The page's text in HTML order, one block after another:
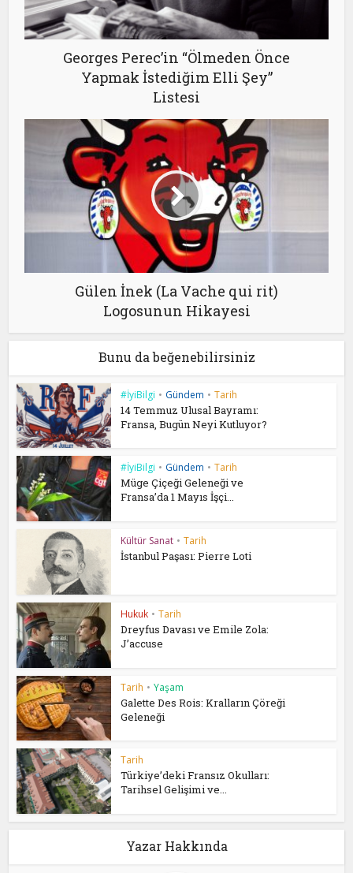
Georges Perec’in “Ölmeden Önce
Yapmak İstediğim Elli Şey”
Listesi
Gülen İnek (La Vache qui rit)
Logosunun Hikayesi
Bunu da beğenebilirsiniz
#İyiBilgi • Gündem • Tarih
14 Temmuz Ulusal Bayramı:
Fransa, Bugün Neyi Kutluyor?
#İyiBilgi • Gündem • Tarih
Müge Çiçeği Geleneği ve
Fransa’da 1 Mayıs İşçi...
Kültür Sanat • Tarih
İstanbul Paşası: Pierre Loti
Hukuk • Tarih
Dreyfus Davası ve Emile Zola:
J’accuse
Tarih • Yaşam
Galette Des Rois: Kralların Çöreği
Geleneği
Tarih
Türkiye’deki Fransız Okulları:
Tarihsel Gelişimi ve...
Yazar Hakkında